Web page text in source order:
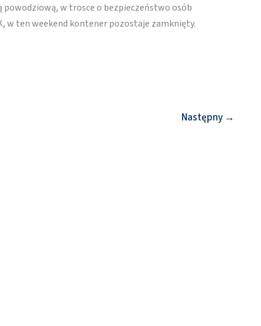
powodziową, w trosce o bezpieczeństwo osób
w ten weekend kontener pozostaje zamknięty.
Następny →